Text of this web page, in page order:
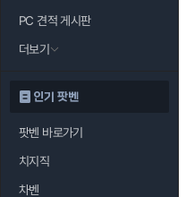
PC 견적 게시판
더보기
인기 팟벤
팟벤 바로가기
치지직
차벤